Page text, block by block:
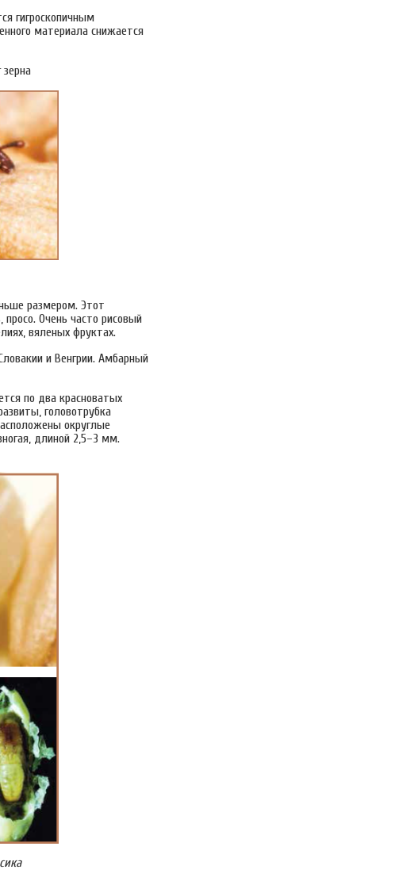
гигроскопичным
материала снижается
размером. Этот
Очень часто рисовый
вяленых фруктах.
и Венгрии. Амбарный
по два красноватых
головотрубка
округлые
длиной 2,5–3 мм.